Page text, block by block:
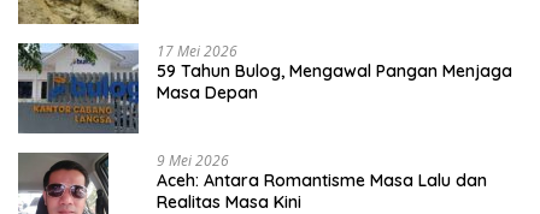
17 Mei 2026
59 Tahun Bulog, Mengawal Pangan Menjaga
Masa Depan
9 Mei 2026
Aceh: Antara Romantisme Masa Lalu dan
Realitas Masa Kini